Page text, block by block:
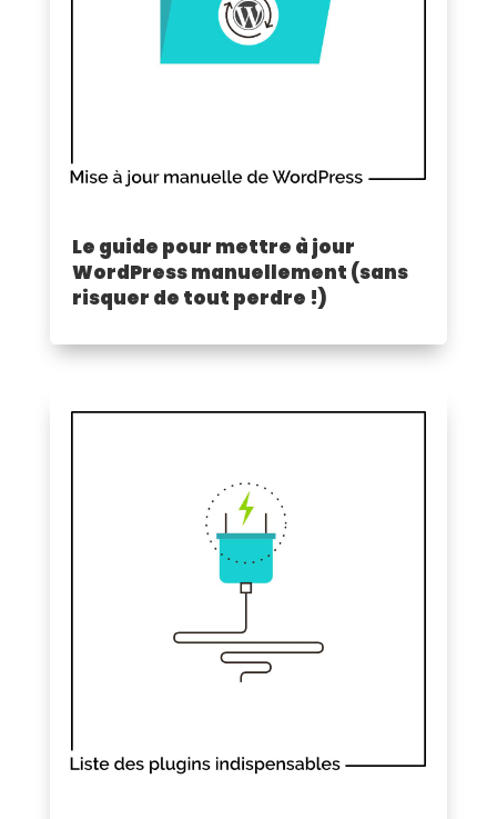
Le guide pour mettre à jour
WordPress manuellement (sans
risquer de tout perdre !)